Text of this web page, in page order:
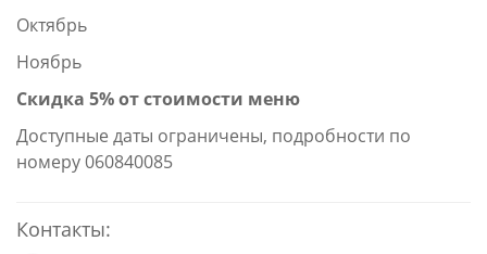
Октябрь
Ноябрь
Скидка 5% от стоимости меню
Доступные даты ограничены, подробности по
номеру 060840085
Контакты: